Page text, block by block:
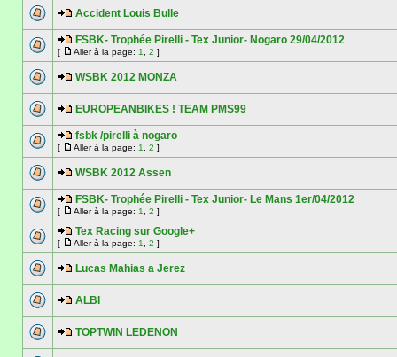
Accident Louis Bulle
FSBK- Trophée Pirelli - Tex Junior- Nogaro 29/04/2012
[ Aller à la page: 1 2 ]
WSBK 2012 MONZA
EUROPEANBIKES ! TEAM PMS99
fsbk /pirelli à nogaro
[ Aller à la page: 1 2 ]
WSBK 2012 Assen
FSBK- Trophée Pirelli - Tex Junior- Le Mans 1er/04/2012
[ Aller à la page: 1 2 ]
Tex Racing sur Google+
[ Aller à la page: 1 2 ]
Lucas Mahias a Jerez
ALBI
TOPTWIN LEDENON